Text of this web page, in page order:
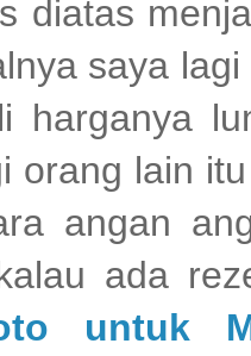
diatas
saya
harganya
orang lain
angan
ada
untuk